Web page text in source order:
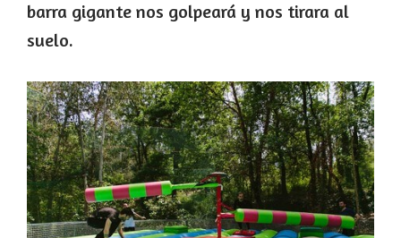
barra gigante nos golpeará y nos tirara al
suelo.